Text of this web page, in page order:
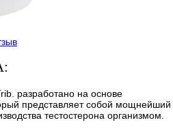
разработано на основе
представляет собой мощнейший
тестостерона организмом.